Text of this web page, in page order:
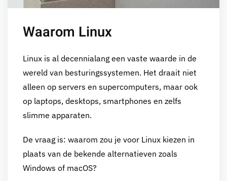
Waarom Linux
Linux is al decennialang een vaste waarde in de
wereld van besturingssystemen. Het draait niet
alleen op servers en supercomputers, maar ook
op laptops, desktops, smartphones en zelfs
slimme apparaten.
De vraag is: waarom zou je voor Linux kiezen in
plaats van de bekende alternatieven zoals
Windows of macOS?